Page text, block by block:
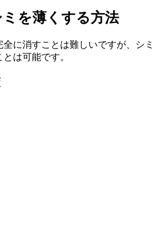
を薄くする方法
に消すことは難しいですが、シミ
は可能です。